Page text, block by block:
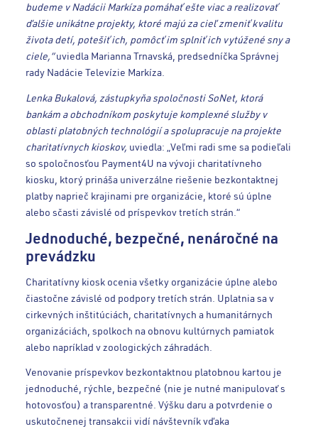
budeme v Nadácii Markíza pomáhať ešte viac a realizovať
ďalšie unikátne projekty, ktoré majú za cieľ zmeniť kvalitu
života detí, potešiť ich, pomôcť im splniť ich vytúžené sny a
ciele,“uviedla Marianna Trnavská, predsedníčka Správnej
rady Nadácie Televízie Markíza.
Lenka Bukalová, zástupkyňa spoločnosti SoNet, ktorá
bankám a obchodníkom poskytuje komplexné služby v
oblasti platobných technológií a spolupracuje na projekte
charitatívnych kioskov, uviedla: „Veľmi radi sme sa podieľali
so spoločnosťou Payment4U na vývoji charitatívneho
kiosku, ktorý prináša univerzálne riešenie bezkontaktnej
platby naprieč krajinami pre organizácie, ktoré sú úplne
alebo sčasti závislé od príspevkov tretích strán.“
Jednoduché, bezpečné, nenáročné na
prevádzku
Charitatívny kiosk ocenia všetky organizácie úplne alebo
čiastočne závislé od podpory tretích strán. Uplatnia sa v
cirkevných inštitúciách, charitatívnych a humanitárnych
organizáciách, spolkoch na obnovu kultúrnych pamiatok
alebo napríklad v zoologických záhradách.
Venovanie príspevkov bezkontaktnou platobnou kartou je
jednoduché, rýchle, bezpečné (nie je nutné manipulovať s
hotovosťou) a transparentné. Výšku daru a potvrdenie o
uskutočnenej transakcii vidí návštevník vďaka